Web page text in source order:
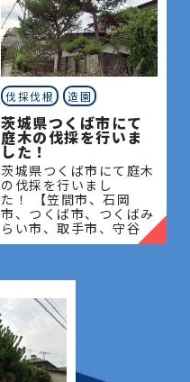
伐採伐根 造園
茨城県つくば市にて
庭木の伐採を行いま
した！
茨城県つくば市にて庭木
の伐採を行いまし
た！ 【笠間市、石岡
市、つくば市、つくばみ
らい市、取手市、守谷
市、筑西市、結城市、桜
町】地域密着で伐採・抜
根・剪定・